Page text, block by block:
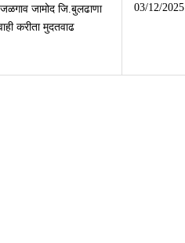
जामोद जि.बुलढाणा
करीता मुदतवाढ
03/12/2025